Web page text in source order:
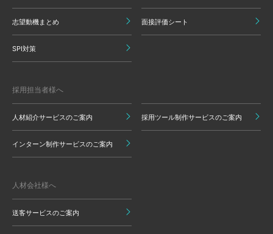
志望動機まとめ 面接評価シート
SPI対策
採用担当者様へ
人材紹介サービスのご案内 採用ツール制作サービスのご案内
インターン制作サービスのご案内
人材会社様へ
送客サービスのご案内